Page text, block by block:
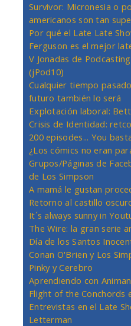
Survivor: Micronesia o
americanos son tan
Por qué el Late Late
Ferguson es el mejor
V Jonadas de
(jPod10)
Cualquier tiempo
futuro también lo será
Explotación laboral:
Crisis de Identidad:
200 episodes... You
¿Los cómics no eran
Grupos/Páginas de
de Los Simpson
A mamá le gustan
Retorno al castillo
It´s always sunny in
The Wire: la gran serie
Día de los Santos
Conan O'Brien y Los
Pinky y Cerebro
Aprendiendo con
Flight of the Conchords
Entrevistas en el Late
Letterman